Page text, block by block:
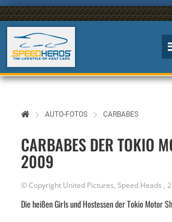
AUTO-FOTOS CARBABES
CARBABES DER TOKIO
2009
© Copyright United Pictures, Speed Heads ,
Die heißen Girls und Hostessen der Tokio Motor